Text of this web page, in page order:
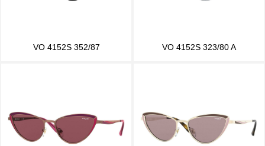
VO 4152S 352/87 VO 4152S 323/80 A